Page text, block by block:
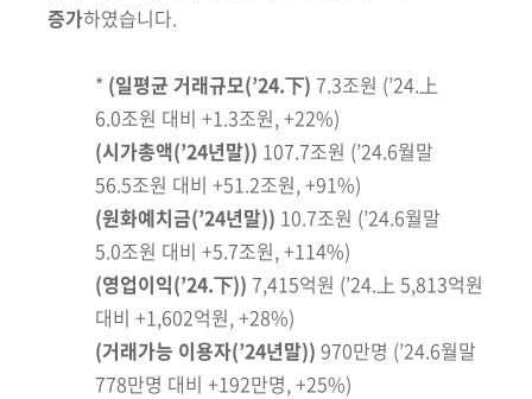
증가하였습니다.
* (일평균 거래규모(’24.下) 7.3조원 (’24.上
6.0조원 대비 +1.3조원, +22%)
(시가총액(’24년말)) 107.7조원 (’24.6월말
56.5조원 대비 +51.2조원, +91%)
(원화예치금(’24년말)) 10.7조원 (’24.6월말
5.0조원 대비 +5.7조원, +114%)
(영업이익(’24.下)) 7,415억원 (’24.上 5,813억원
대비 +1,602억원, +28%)
(거래가능 이용자(’24년말)) 970만명 (’24.6월말
778만명 대비 +192만명, +25%)